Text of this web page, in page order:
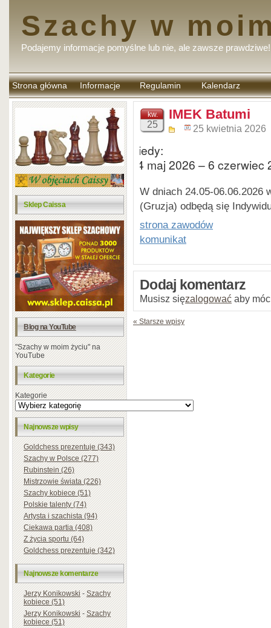
Szachy w
Podajemy informacje pomyślne lub nie, ale zawsze prawdziwe!
Strona główna Informacje Regulamin
komentarzy
Kalendarz
Sklep Caissa
Blog na YouTube
"Szachy w moim życiu" na
YouTube
Kategorie
Kategorie
Najnowsze wpisy
Goldchess prezentuje (343)
Szachy w Polsce (277)
Rubinstein (26)
Mistrzowie świata (226)
Szachy kobiece (51)
Polskie talenty (74)
Artysta i szachista (94)
Ciekawa partia (408)
Z życia sportu (64)
Goldchess prezentuje (342)
Najnowsze komentarze
Jerzy Konikowski-Szachy
kobiece (51)
Jerzy Konikowski-Szachy
kobiece (51)
kw.
25
IMEK Batumi
25 kwietnia 2026
Kiedy:
24 maj 2026 – 6
W dniach 24.05-06.06.2026
(Gruzja) odbędą się
strona zawodów
komunikat
Dodaj komentarz
Musisz sięzalogować aby
« Starsze wpisy